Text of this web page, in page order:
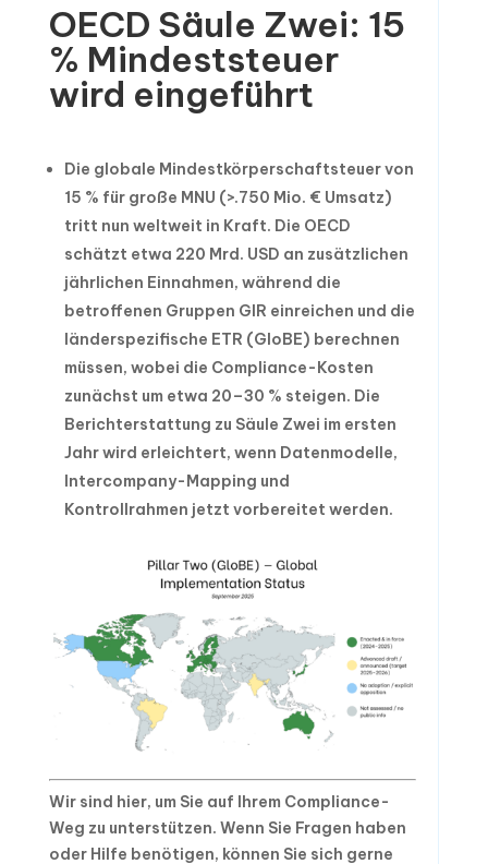
OECD Säule Zwei: 15
% Mindeststeuer
wird eingeführt
Die globale Mindestkörperschaftsteuer von
15 % für große MNU (>.750 Mio. € Umsatz)
tritt nun weltweit in Kraft. Die OECD
schätzt etwa 220 Mrd. USD an zusätzlichen
jährlichen Einnahmen, während die
betroffenen Gruppen GIR einreichen und die
länderspezifische ETR (GloBE) berechnen
müssen, wobei die Compliance-Kosten
zunächst um etwa 20–30 % steigen. Die
Berichterstattung zu Säule Zwei im ersten
Jahr wird erleichtert, wenn Datenmodelle,
Intercompany-Mapping und
Kontrollrahmen jetzt vorbereitet werden.
Wir sind hier, um Sie auf Ihrem Compliance-
Weg zu unterstützen. Wenn Sie Fragen haben
oder Hilfe benötigen, können Sie sich gerne